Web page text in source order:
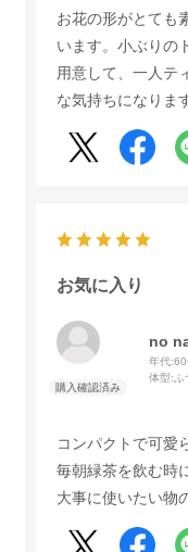
お花の形がとても
います。小ぶりの
用意して、一人テ
な気持ちになりま
お気に入り
no
年代:60
体型: ふ
コンパクトで可愛
毎朝緑茶を飲む時
大事に使いたい物